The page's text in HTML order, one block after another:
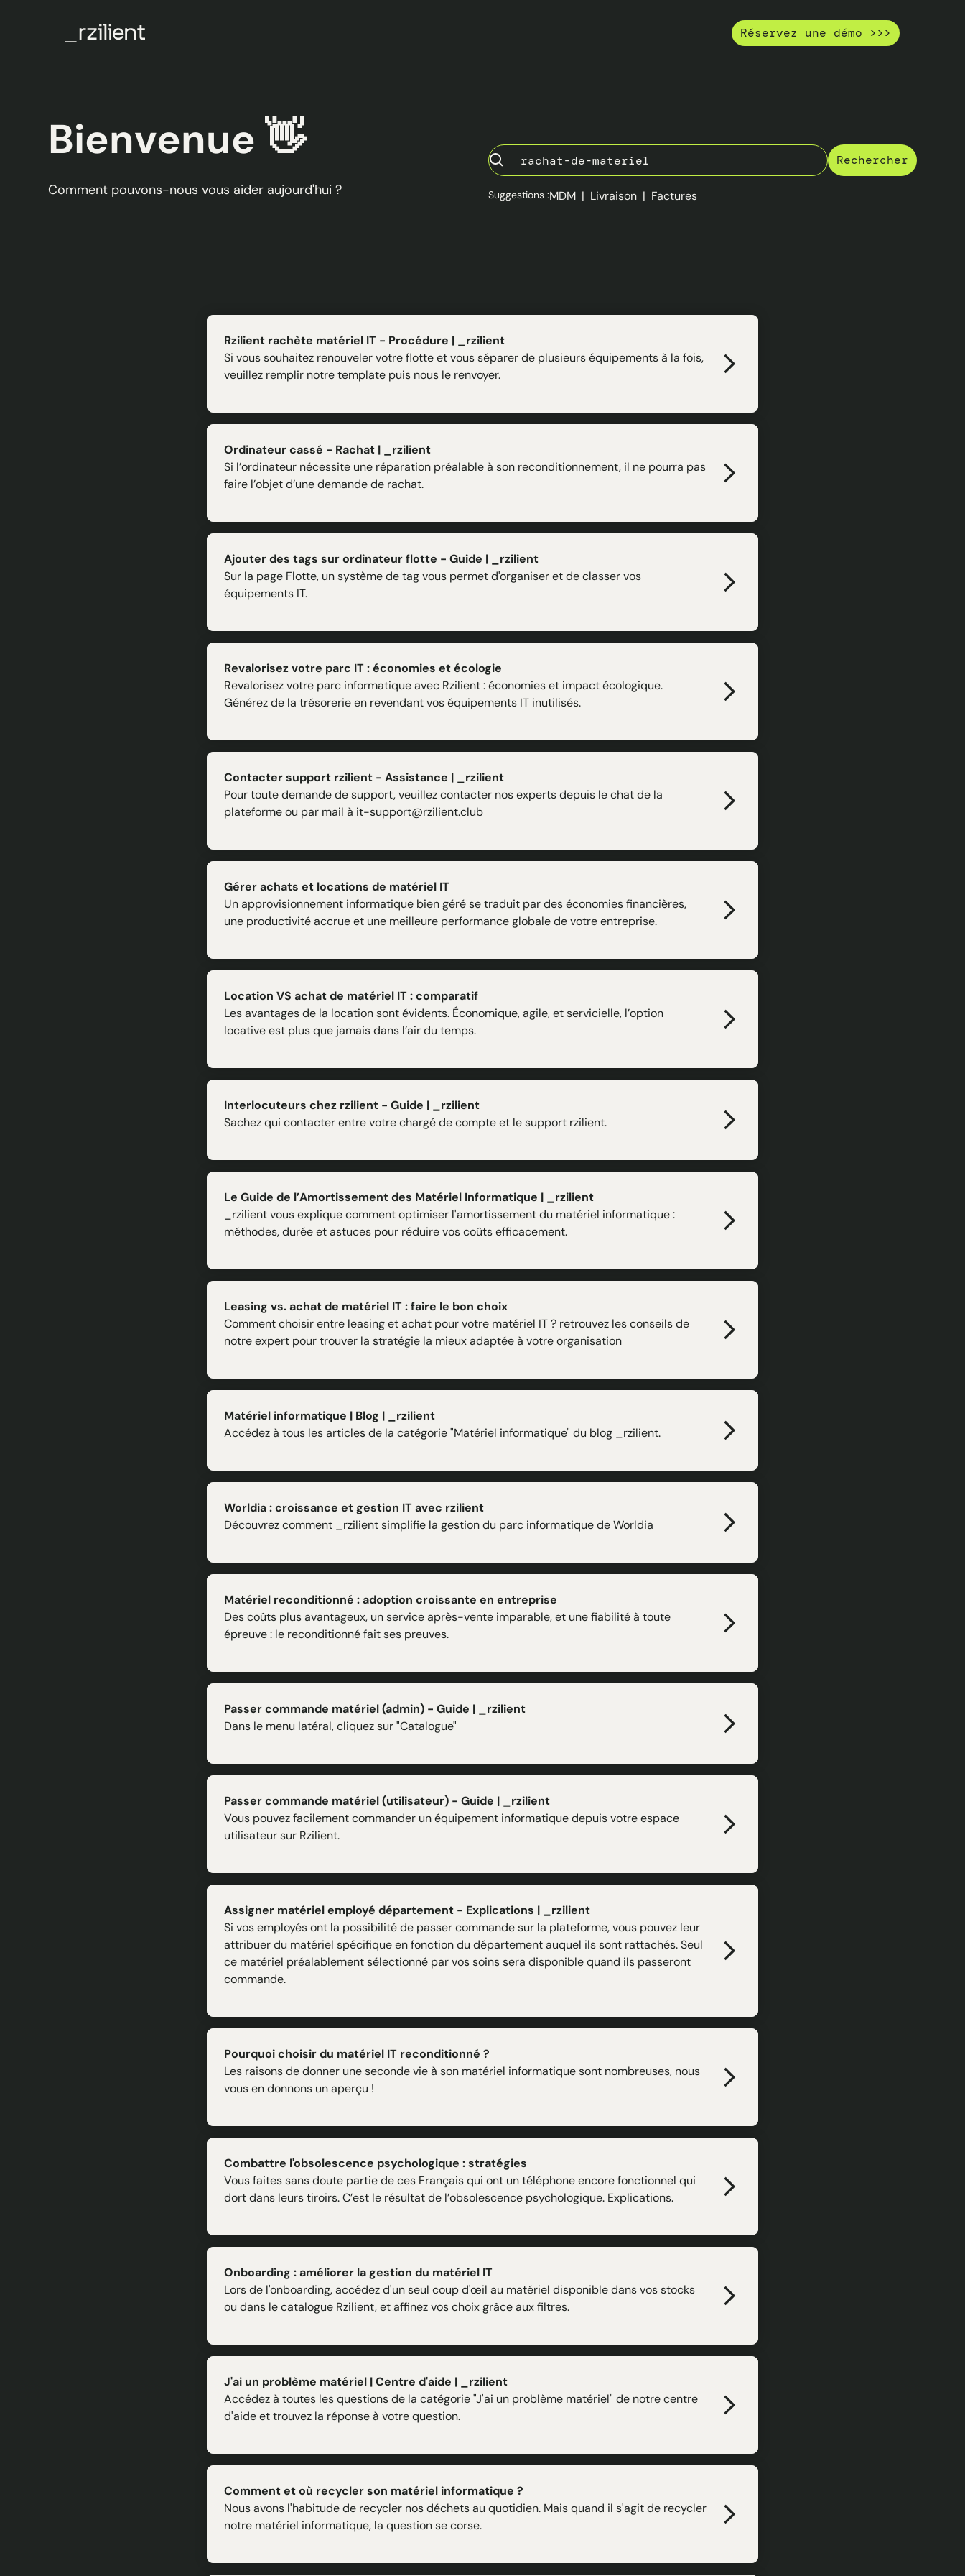
Réservez une démo >>>
Bienvenue 👋
Comment pouvons-nous vous aider aujourd'hui ? Suggestions :MDM | Livraison | Factures
Rzilient rachète matériel IT - Procédure | _rzilient
Si vous souhaitez renouveler votre flotte et vous séparer de plusieurs équipements à la fois,
veuillez remplir notre template puis nous le renvoyer.
Ordinateur cassé - Rachat | _rzilient
Si l’ordinateur nécessite une réparation préalable à son reconditionnement, il ne pourra pas
faire l’objet d’une demande de rachat.
Ajouter des tags sur ordinateur flotte - Guide | _rzilient
Sur la page Flotte, un système de tag vous permet d'organiser et de classer vos
équipements IT.
Revalorisez votre parc IT : économies et écologie
Revalorisez votre parc informatique avec Rzilient : économies et impact écologique.
Générez de la trésorerie en revendant vos équipements IT inutilisés.
Contacter support rzilient - Assistance | _rzilient
Pour toute demande de support, veuillez contacter nos experts depuis le chat de la
plateforme ou par mail à it-support@rzilient.club
Gérer achats et locations de matériel IT
Un approvisionnement informatique bien géré se traduit par des économies financières,
une productivité accrue et une meilleure performance globale de votre entreprise.
Location VS achat de matériel IT : comparatif
Les avantages de la location sont évidents. Économique, agile, et servicielle, l’option
locative est plus que jamais dans l’air du temps.
Interlocuteurs chez rzilient - Guide | _rzilient
Sachez qui contacter entre votre chargé de compte et le support rzilient.
Le Guide de l’Amortissement des Matériel Informatique | _rzilient
_rzilient vous explique comment optimiser l'amortissement du matériel informatique :
méthodes, durée et astuces pour réduire vos coûts efficacement.
Leasing vs. achat de matériel IT : faire le bon choix
Comment choisir entre leasing et achat pour votre matériel IT ? retrouvez les conseils de
notre expert pour trouver la stratégie la mieux adaptée à votre organisation
Matériel informatique | Blog | _rzilient
Accédez à tous les articles de la catégorie "Matériel informatique" du blog _rzilient.
Worldia : croissance et gestion IT avec rzilient
Découvrez comment _rzilient simplifie la gestion du parc informatique de Worldia
Matériel reconditionné : adoption croissante en entreprise
Des coûts plus avantageux, un service après-vente imparable, et une fiabilité à toute
épreuve : le reconditionné fait ses preuves.
Passer commande matériel (admin) - Guide | _rzilient
Dans le menu latéral, cliquez sur "Catalogue"
Passer commande matériel (utilisateur) - Guide | _rzilient
Vous pouvez facilement commander un équipement informatique depuis votre espace
utilisateur sur Rzilient.
Assigner matériel employé département - Explications | _rzilient
Si vos employés ont la possibilité de passer commande sur la plateforme, vous pouvez leur
attribuer du matériel spécifique en fonction du département auquel ils sont rattachés. Seul
ce matériel préalablement sélectionné par vos soins sera disponible quand ils passeront
commande.
Pourquoi choisir du matériel IT reconditionné ?
Les raisons de donner une seconde vie à son matériel informatique sont nombreuses, nous
vous en donnons un aperçu !
Combattre l'obsolescence psychologique : stratégies
Vous faites sans doute partie de ces Français qui ont un téléphone encore fonctionnel qui
dort dans leurs tiroirs. C’est le résultat de l’obsolescence psychologique. Explications.
Onboarding : améliorer la gestion du matériel IT
Lors de l'onboarding, accédez d'un seul coup d'œil au matériel disponible dans vos stocks
ou dans le catalogue Rzilient, et affinez vos choix grâce aux filtres.
J'ai un problème matériel | Centre d'aide | _rzilient
Accédez à toutes les questions de la catégorie "J'ai un problème matériel" de notre centre
d'aide et trouvez la réponse à votre question.
Comment et où recycler son matériel informatique ?
Nous avons l'habitude de recycler nos déchets au quotidien. Mais quand il s'agit de recycler
notre matériel informatique, la question se corse.